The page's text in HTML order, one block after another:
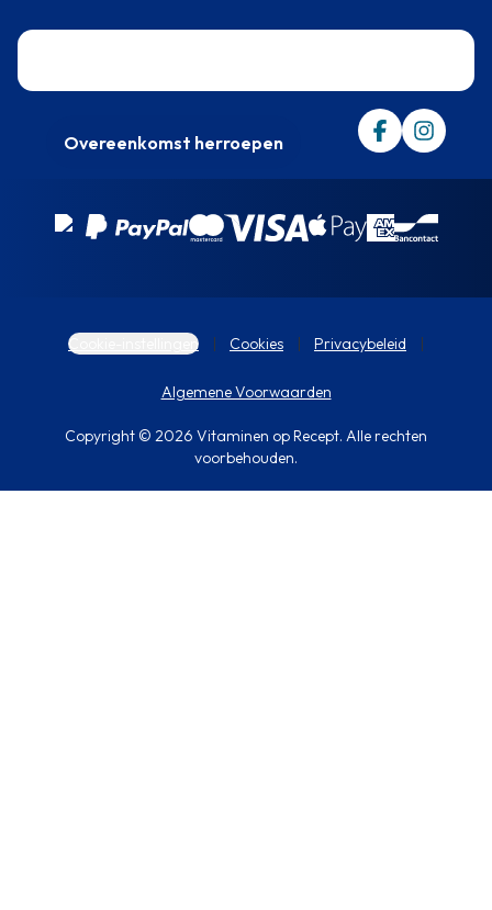
Overeenkomst herroepen
Cookie-instellingen Cookies Privacybeleid
Algemene Voorwaarden
Copyright © 2026 Vitaminen op Recept. Alle rechten
voorbehouden.